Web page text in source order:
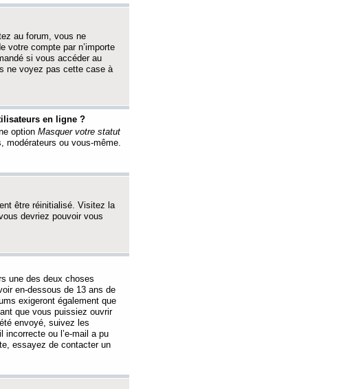
au forum, vous ne
votre compte par n’importe
si vous accéder au
ne voyez pas cette case à
en ligne ?
option Masquer votre statut
modérateurs ou vous-même.
être réinitialisé. Visitez la
devriez pouvoir vous
une des deux choses
en-dessous de 13 ans de
exigeront également que
que vous puissiez ouvrir
envoyé, suivez les
incorrecte ou l’e-mail a pu
essayez de contacter un